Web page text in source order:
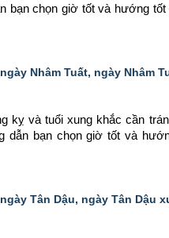
bạn chọn giờ tốt và hướng tốt
Nhâm Tuất, ngày Nhâm
kỵ và tuổi xung khắc cần
dẫn bạn chọn giờ tốt và
Tân Dậu, ngày Tân Dậu